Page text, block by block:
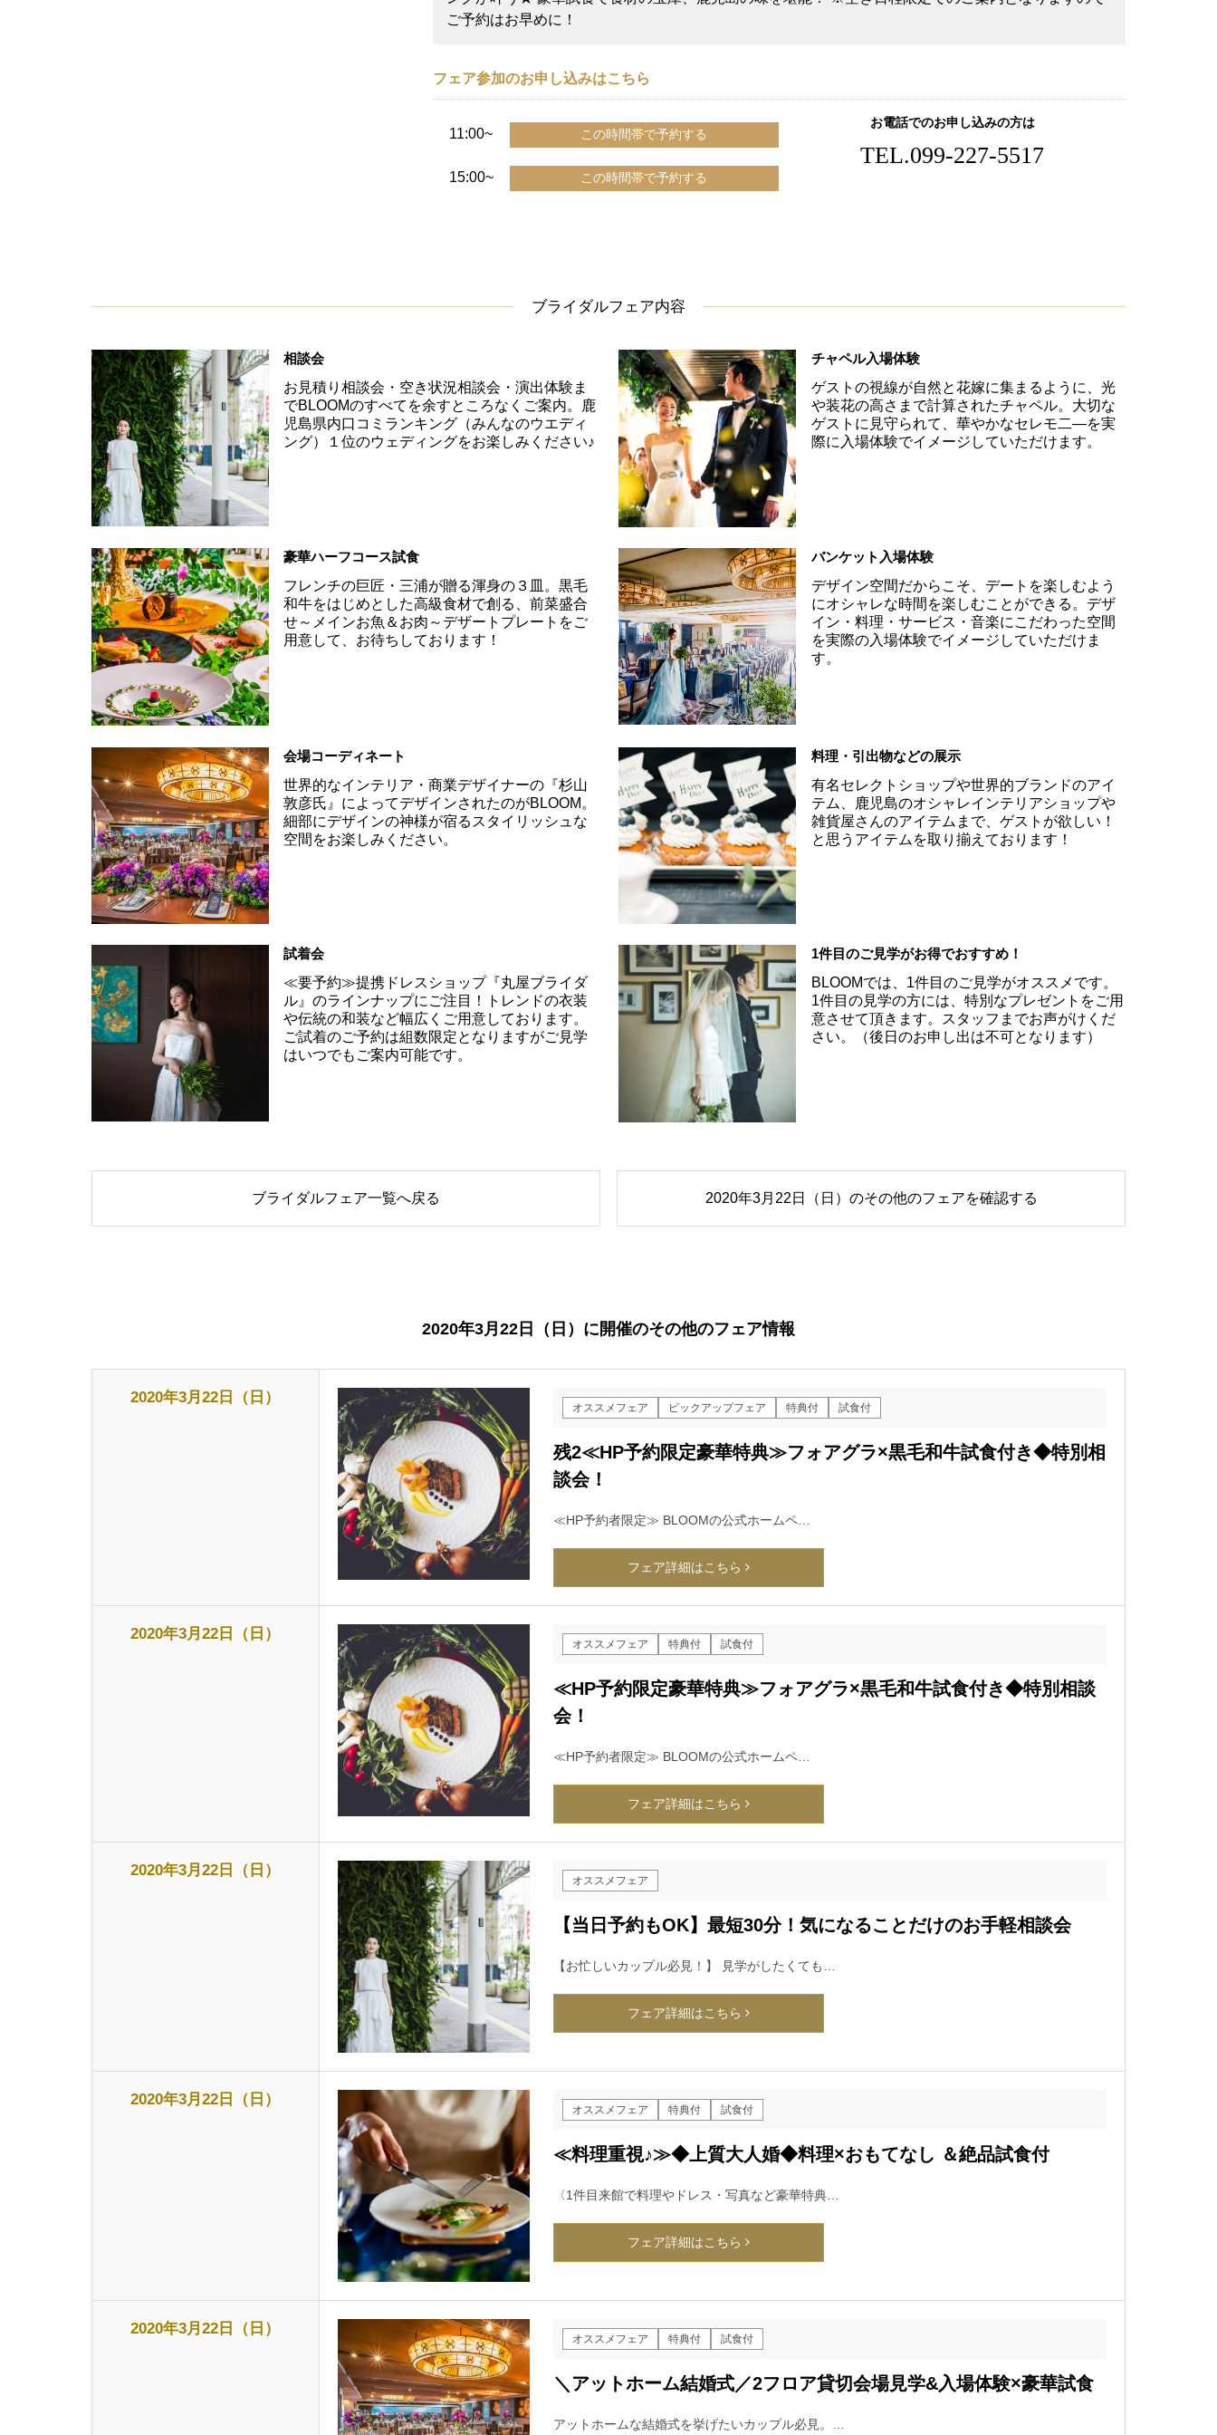
ご予約はお早めに！
フェア参加のお申し込みはこちら
11:00~
15:00~
お電話でのお申し込みの方は
TEL.099-227-5517
ブライダルフェア内容
相談会
お見積り相談会・空き状況相談会・演出体験ま
でBLOOMのすべてを余すところなくご案内。鹿
児島県内口コミランキング（みんなのウエディ
ング）１位のウェディングをお楽しみください♪
チャペル入場体験
ゲストの視線が自然と花嫁に集まるように、光
や装花の高さまで計算されたチャペル。大切な
ゲストに見守られて、華やかなセレモ二―を実
際に入場体験でイメージしていただけます。
豪華ハーフコース試食
フレンチの巨匠・三浦が贈る渾身の３皿。黒毛
和牛をはじめとした高級食材で創る、前菜盛合
せ～メインお魚＆お肉～デザートプレートをご
用意して、お待ちしております！
バンケット入場体験
デザイン空間だからこそ、デートを楽しむよう
にオシャレな時間を楽しむことができる。デザ
イン・料理・サービス・音楽にこだわった空間
を実際の入場体験でイメージしていただけま
す。
会場コーディネート
世界的なインテリア・商業デザイナーの『杉山
敦彦氏』によってデザインされたのがBLOOM。
細部にデザインの神様が宿るスタイリッシュな
空間をお楽しみください。
料理・引出物などの展示
有名セレクトショップや世界的ブランドのアイ
テム、鹿児島のオシャレインテリアショップや
雑貨屋さんのアイテムまで、ゲストが欲しい！
と思うアイテムを取り揃えております！
試着会
≪要予約≫提携ドレスショップ『丸屋ブライダ
ル』のラインナップにご注目！トレンドの衣装
や伝統の和装など幅広くご用意しております。
ご試着のご予約は組数限定となりますがご見学
はいつでもご案内可能です。
1件目のご見学がお得でおすすめ！
BLOOMでは、1件目のご見学がオススメです。
1件目の見学の方には、特別なプレゼントをご用
意させて頂きます。スタッフまでお声がけくだ
さい。（後日のお申し出は不可となります）
ブライダルフェア一覧へ戻る 2020年3月22日（日）のその他のフェアを確認する
2020年3月22日（日）に開催のその他のフェア情報
2020年3月22日（日）
オススメフェア ピックアップフェア 特典付 試食付
残2≪HP予約限定豪華特典≫フォアグラ×黒毛和牛試食付き◆特別相
談会！
≪HP予約者限定≫ BLOOMの公式ホームペ…
フェア詳細はこちら
2020年3月22日（日）
オススメフェア 特典付 試食付
≪HP予約限定豪華特典≫フォアグラ×黒毛和牛試食付き◆特別相談
会！
≪HP予約者限定≫ BLOOMの公式ホームペ…
フェア詳細はこちら
2020年3月22日（日）
オススメフェア
【当日予約もOK】最短30分！気になることだけのお手軽相談会
【お忙しいカップル必見！】 見学がしたくても…
フェア詳細はこちら
2020年3月22日（日）
オススメフェア 特典付 試食付
≪料理重視♪≫◆上質大人婚◆料理×おもてなし ＆絶品試食付
〈1件目来館で料理やドレス・写真など豪華特典…
フェア詳細はこちら
2020年3月22日（日）
オススメフェア 特典付 試食付
＼アットホーム結婚式／2フロア貸切会場見学&入場体験×豪華試食
アットホームな結婚式を挙げたいカップル必見。…